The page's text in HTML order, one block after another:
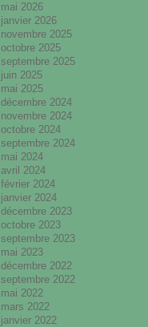
mai 2026
janvier 2026
novembre 2025
octobre 2025
septembre 2025
juin 2025
mai 2025
décembre 2024
novembre 2024
octobre 2024
septembre 2024
mai 2024
avril 2024
février 2024
janvier 2024
décembre 2023
octobre 2023
septembre 2023
mai 2023
décembre 2022
septembre 2022
mai 2022
mars 2022
janvier 2022